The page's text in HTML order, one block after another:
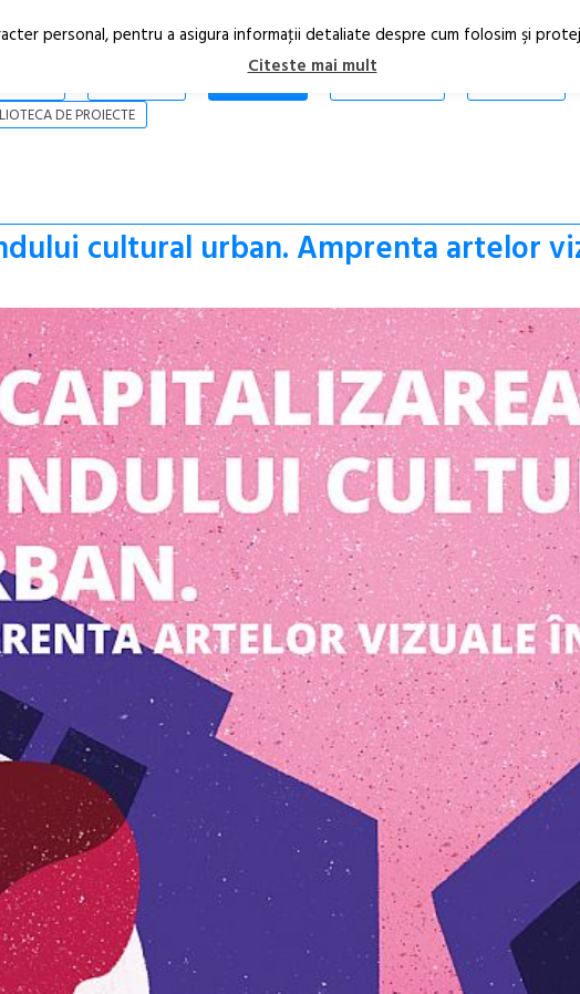
STIRI
DE PROIECTE
cultural urban. Amprenta artelor
personal, pentru a asigura informaţii detaliate despre cum folosim şi
Citeste mai mult